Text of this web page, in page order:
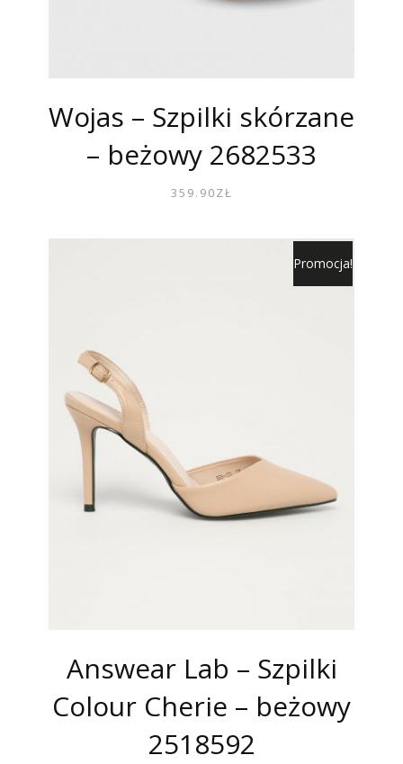
Wojas – Szpilki skórzane
– beżowy 2682533
359.90ZŁ
Answear Lab – Szpilki
Colour Cherie – beżowy
2518592
Promocja!